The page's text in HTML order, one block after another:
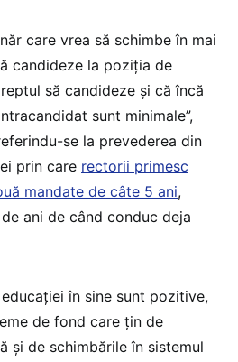
care vrea să schimbe în mai
candideze la poziția de
să candideze și că încă
sunt minimale”,
se la prevederea din
prin care rectorii primesc
mandate de câte 5 ani,
ani de când conduc deja
în sine sunt pozitive,
de fond care țin de
și de schimbările în sistemul